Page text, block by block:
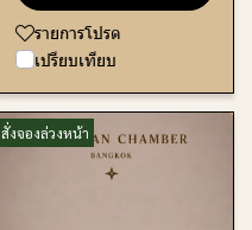
รายการโปรด
เปรียบเทียบ
สั่งจองล่วงหน้า